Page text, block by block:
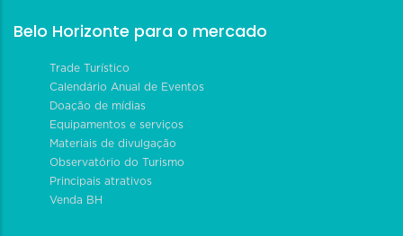
Belo Horizonte para o mercado
Trade Turístico
Calendário Anual de Eventos
Doação de mídias
Equipamentos e serviços
Materiais de divulgação
Observatório do Turismo
Principais atrativos
Venda BH